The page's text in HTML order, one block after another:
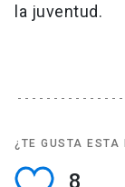
la juventud.
¿TE GUSTA ESTA
8